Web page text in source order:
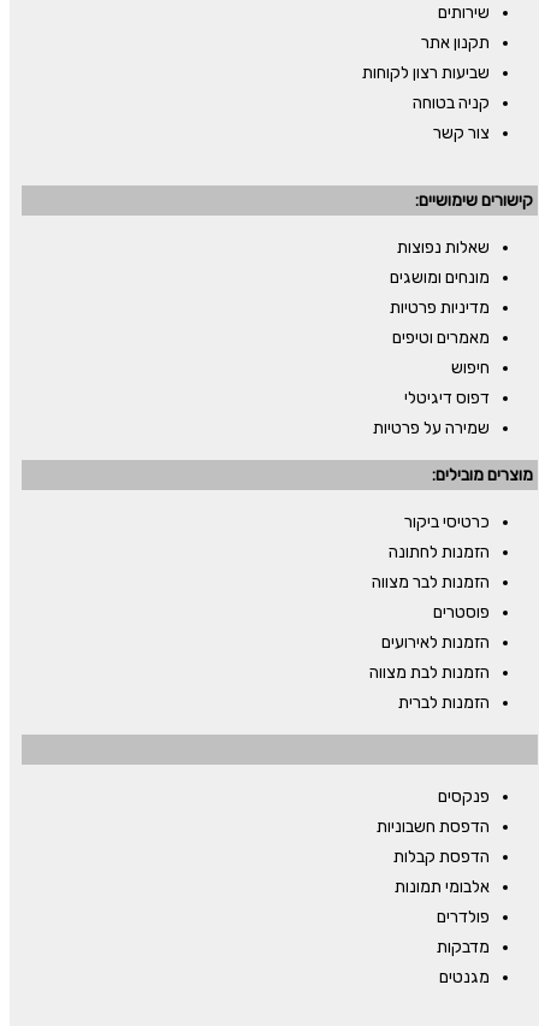
שירותים
תקנון אתר
שביעות רצון לקוחות
קניה בטוחה
צור קשר
קישורים שימושיים:
שאלות נפוצות
מונחים ומושגים
מדיניות פרטיות
מאמרים וטיפים
חיפוש
דפוס דיגיטלי
שמירה על פרטיות
מוצרים מובילים:
כרטיסי ביקור
הזמנות לחתונה
הזמנות לבר מצווה
פוסטרים
הזמנות לאירועים
הזמנות לבת מצווה
הזמנות לברית
פנקסים
הדפסת חשבוניות
הדפסת קבלות
אלבומי תמונות
פולדרים
מדבקות
מגנטים